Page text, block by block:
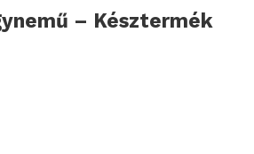
– Késztermék